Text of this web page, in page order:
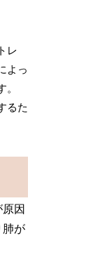
レ
よっ
るた
因
肺が